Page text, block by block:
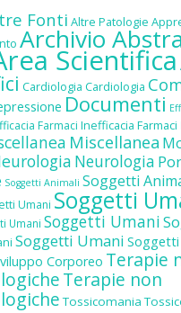
Fonti Altre Patologie
Archivio
Scientifica
Cardiologia Cardiologia
Documenti
Farmaci Inefficacia Farmaci
Miscellanea
Neurologia
Soggetti Animali Soggetti
Umani Soggetti
Umani Soggetti Umani
Soggetti Umani
Corporeo Terapie
Terapie non
Tossicomania